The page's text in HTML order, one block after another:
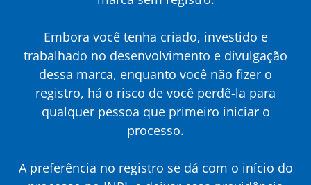
Embora você tenha criado, investido e
trabalhado no desenvolvimento e divulgação
dessa marca, enquanto você não fizer o
registro, há o risco de você perdê-la para
qualquer pessoa que primeiro iniciar o
processo.
A preferência no registro se dá com o início do